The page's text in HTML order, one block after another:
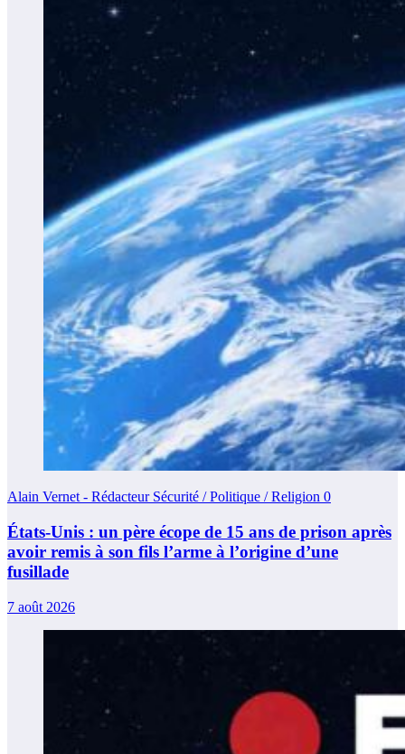
Alain Vernet - Rédacteur Sécurité / Politique / Religion 0
États-Unis : un père écope de 15 ans de prison après
avoir remis à son fils l’arme à l’origine d’une
fusillade
7 août 2026